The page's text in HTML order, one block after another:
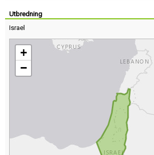
Utbredning
Israel
+
−